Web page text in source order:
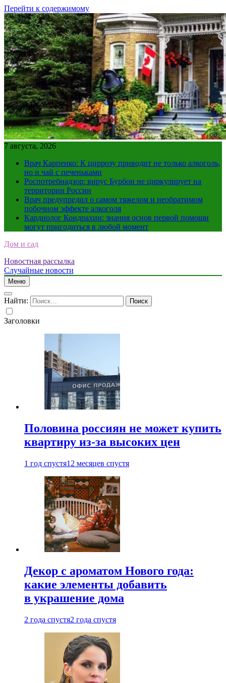
Перейти к содержимому
7 августа, 2026
Врач Карпенко: К циррозу приводит не только алкоголь,
но и чай с печеньками
Роспотребнадзор: вирус Бурбон не циркулирует на
территории России
Врач предупредил о самом тяжелом и необратимом
побочном эффекте алкоголя
Кардиолог Кондрахин: знания основ первой помощи
могут пригодиться в любой момент
Дом и сад
Новостная рассылка
Случайные новости
Меню
Найти:
Заголовки
Половина россиян не может купить
квартиру из-за высоких цен
1 год спустя12 месяцев спустя
Декор с ароматом Нового года:
какие элементы добавить
в украшение дома
2 года спустя2 года спустя